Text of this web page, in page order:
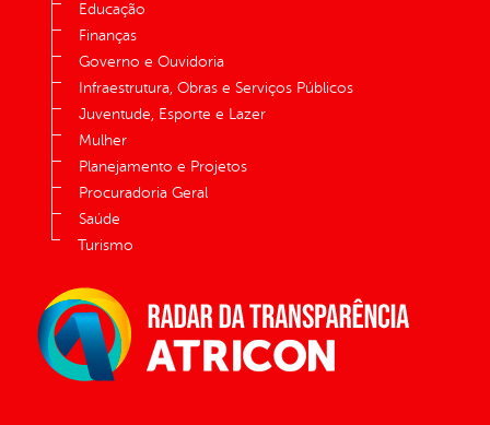
Educação
Finanças
Governo e Ouvidoria
Infraestrutura, Obras e Serviços Públicos
Juventude, Esporte e Lazer
Mulher
Planejamento e Projetos
Procuradoria Geral
Saúde
Turismo